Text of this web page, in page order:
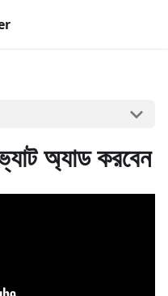
অ্যাড করবেন